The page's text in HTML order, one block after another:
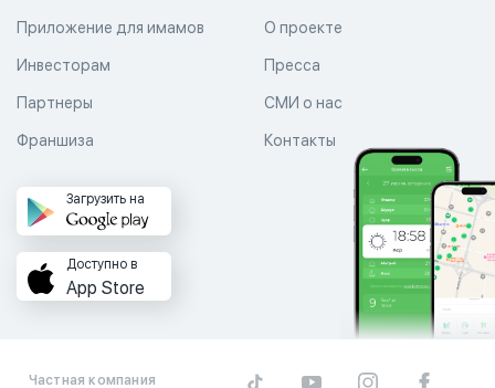
Приложение для имамов О проекте
Пресса
СМИ о нас
Контакты
Инвесторам
Партнеры
Франшиза
Загрузить на
Доступно в
App Store
Частная компания